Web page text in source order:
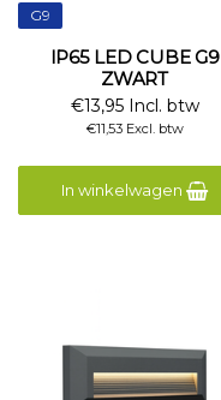
G9
IP65 LED CUBE G9
ZWART
€13,95 Incl. btw
€11,53 Excl. btw
In winkelwagen